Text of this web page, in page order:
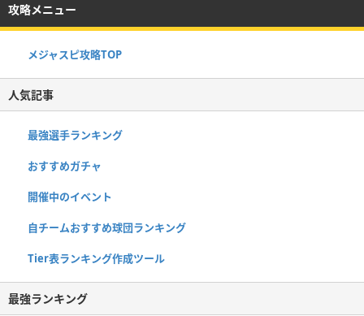
攻略メニュー
メジャスピ攻略TOP
人気記事
最強選手ランキング
おすすめガチャ
開催中のイベント
自チームおすすめ球団ランキング
Tier表ランキング作成ツール
最強ランキング